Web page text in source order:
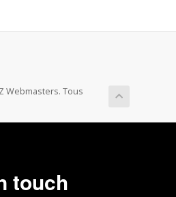
Webmasters. Tous
touch